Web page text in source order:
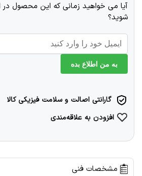
آیا می خواهید زمانی که این محصول در
شوید؟
به من اطلاع بده
گارانتی اصالت و سلامت فیزیکی کالا
افزودن به علاقه‌مندی
مشخصات فنی